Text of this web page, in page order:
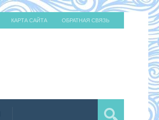
КАРТА САЙТА ОБРАТНАЯ СВЯЗЬ